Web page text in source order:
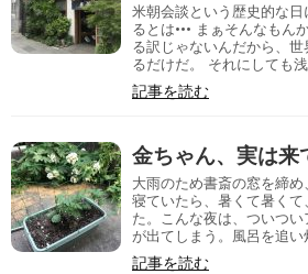
米朝会談という歴史的な
るとは••• まぁそんなもん
る訳じゃないんだから、
るだけだ。 それにしても
記事を読む
金ちゃん、実は来
大雨のため書斎の窓を締
寝ていたら、暑くて暑く
た。こんな夜は、ついつ
が出てしまう。風呂を追い
記事を読む